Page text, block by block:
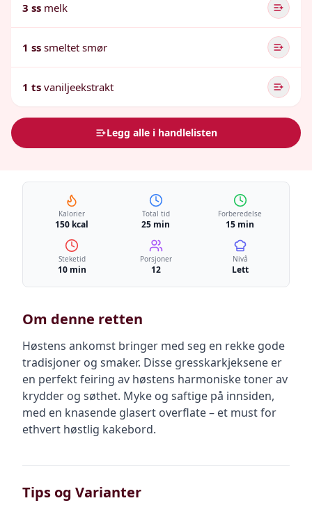
3 ss melk
1 ss smeltet smør
1 ts vaniljeekstrakt
Legg alle i handlelisten
Kalorier
150 kcal
Total tid
25 min
Forberedelse
15 min
Steketid
10 min
Porsjoner
12
Nivå
Lett
Om denne retten
Høstens ankomst bringer med seg en rekke gode
tradisjoner og smaker. Disse gresskarkjeksene er
en perfekt feiring av høstens harmoniske toner av
krydder og søthet. Myke og saftige på innsiden,
med en knasende glasert overflate – et must for
ethvert høstlig kakebord.
Tips og Varianter